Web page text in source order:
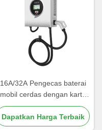
16A/32A Pengecas baterai
mobil cerdas dengan kartu
RFID dan modus start
Dapatkan Harga Terbaik